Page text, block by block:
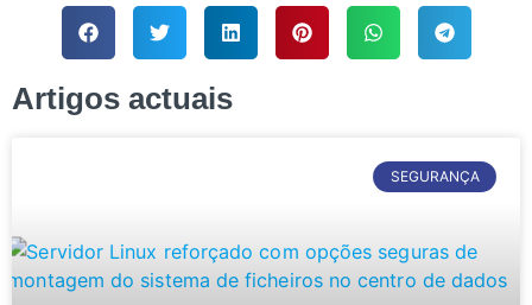
Artigos actuais
SEGURANÇA